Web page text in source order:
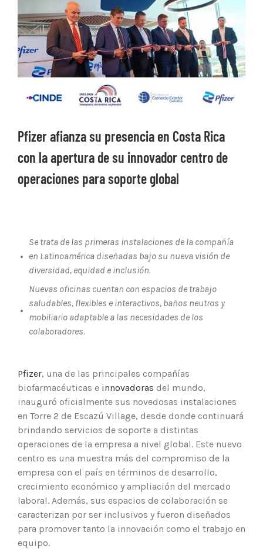
imagen
más
grande
Pfizer afianza su presencia en Costa Rica
con la apertura de su innovador centro de
operaciones para soporte global
•
Se trata de las primeras instalaciones de la compañía
en Latinoamérica diseñadas bajo su nueva visión de
diversidad, equidad e inclusión.
•
Nuevas oficinas cuentan con espacios de trabajo
saludables, flexibles e interactivos, baños neutros y
mobiliario adaptable a las necesidades de los
colaboradores.
Pfizer, una de las principales compañías
biofarmacéuticas e innovadoras del mundo,
inauguró oficialmente sus novedosas instalaciones
en Torre 2 de Escazú Village, desde donde continuará
brindando servicios de soporte a distintas
operaciones de la empresa a nivel global. Este nuevo
centro es una muestra más del compromiso de la
empresa con el país en términos de desarrollo,
crecimiento económico y ampliación del mercado
laboral. Además, sus espacios de colaboración se
caracterizan por ser inclusivos y fueron diseñados
para promover tanto la innovación como el trabajo en
equipo.